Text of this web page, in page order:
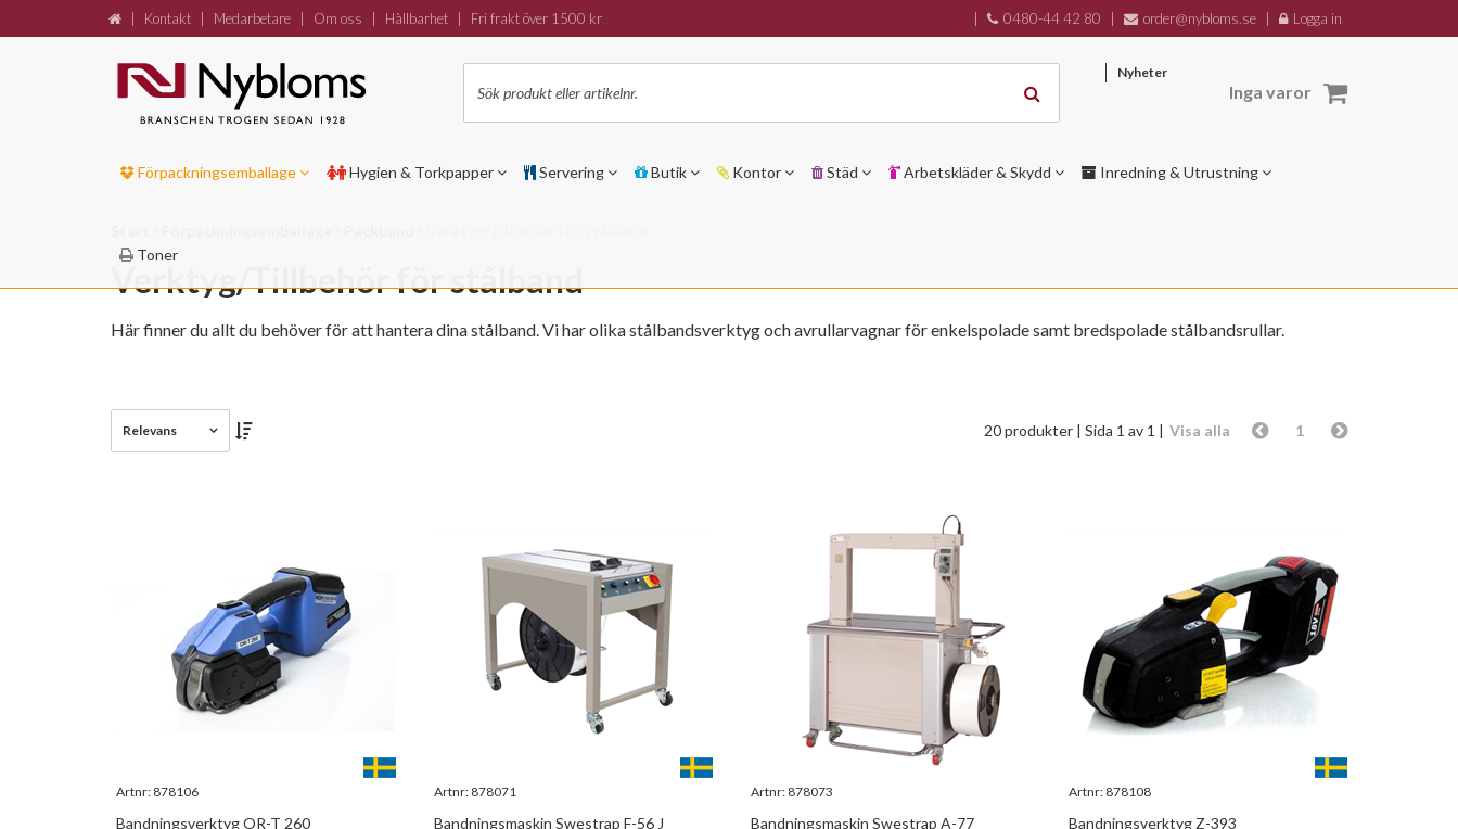
Verktyg/Tillbehör för stålband
Här finner du allt du behöver för att hantera dina stålband. Vi har olika stålbandsverktyg och avrullarvagnar för enkelspolade samt bredspolade stålbandsrullar.
Relevans 1
Visa alla
20 produkter | Sida 1 av 1 |
Artnr: 878106
Bandningsverktyg OR-T 260
Artnr: 878071
Bandningsmaskin Swestrap F-56 J
Artnr: 878073
Bandningsmaskin Swestrap A-77
Artnr: 878108
Bandningsverktyg Z-393
Kontakt Medarbetare Om oss Hållbarhet Fri frakt över 1500 kr 0480-44 42 80 order@nybloms.se Logga in
Nyheter
Inga varor
Förpackningsemballage Hygien & Torkpapper Servering Butik Kontor Städ Arbetskläder & Skydd Inredning & Utrustning
Toner